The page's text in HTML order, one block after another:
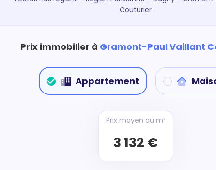
Couturier
Prix immobilier à Gramont-Paul Vaillant
Appartement
Prix moyen au m²
3 132 €